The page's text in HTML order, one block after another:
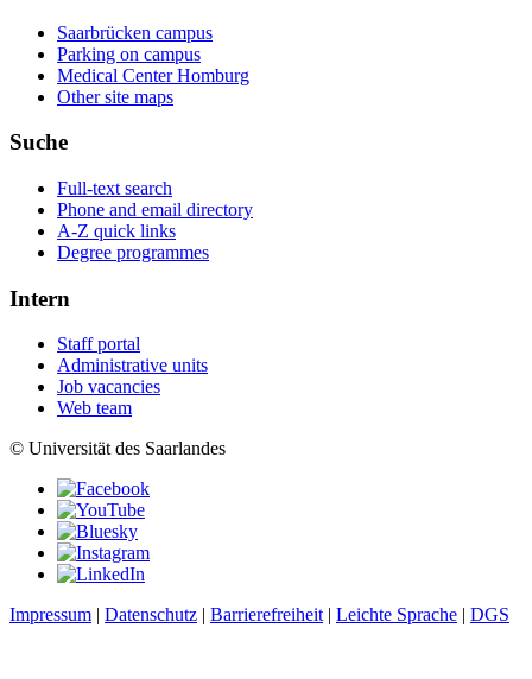
Saarbrücken campus
Parking on campus
Medical Center Homburg
Other site maps
Suche
Full-text search
Phone and email directory
A-Z quick links
Degree programmes
Intern
Staff portal
Administrative units
Job vacancies
Web team
© Universität des Saarlandes
Impressum Datenschutz Barrierefreiheit| Leichte Sprache DGS